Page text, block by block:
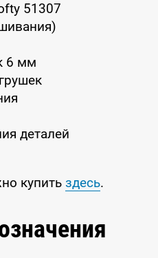
51307
6 мм
деталей
купить здесь.